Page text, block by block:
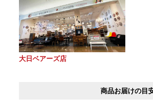
大日ベアーズ店
商品お届けの目